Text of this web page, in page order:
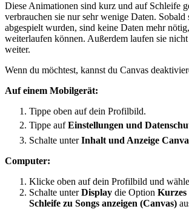
Diese Animationen sind kurz und auf Schleife
verbrauchen sie nur sehr wenige Daten.
abgespielt wurden, sind keine Daten mehr
weiterlaufen können. Außerdem laufen sie
weiter.
Wenn du möchtest, kannst du Canvas
Auf einem Mobilgerät:
Tippe oben auf dein Profilbild.
Tippe aufEinstellungen und
Schalte unterInhalt und Anzeige
Computer:
Klicke oben auf dein Profilbild und wähle
Schalte unterDisplay die Option
Schleife zu Songs anzeigen (Canvas)